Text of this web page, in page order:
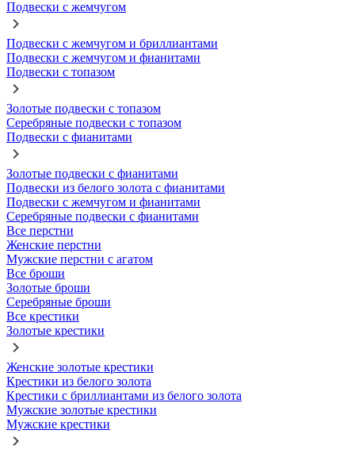
Подвески с жемчугом
Подвески с жемчугом и бриллиантами
Подвески с жемчугом и фианитами
Подвески с топазом
Золотые подвески с топазом
Серебряные подвески с топазом
Подвески с фианитами
Золотые подвески с фианитами
Подвески из белого золота с фианитами
Подвески с жемчугом и фианитами
Серебряные подвески с фианитами
Все перстни
Женские перстни
Мужские перстни с агатом
Все броши
Золотые броши
Серебряные броши
Все крестики
Золотые крестики
Женские золотые крестики
Крестики из белого золота
Крестики с бриллиантами из белого золота
Мужские золотые крестики
Мужские крестики